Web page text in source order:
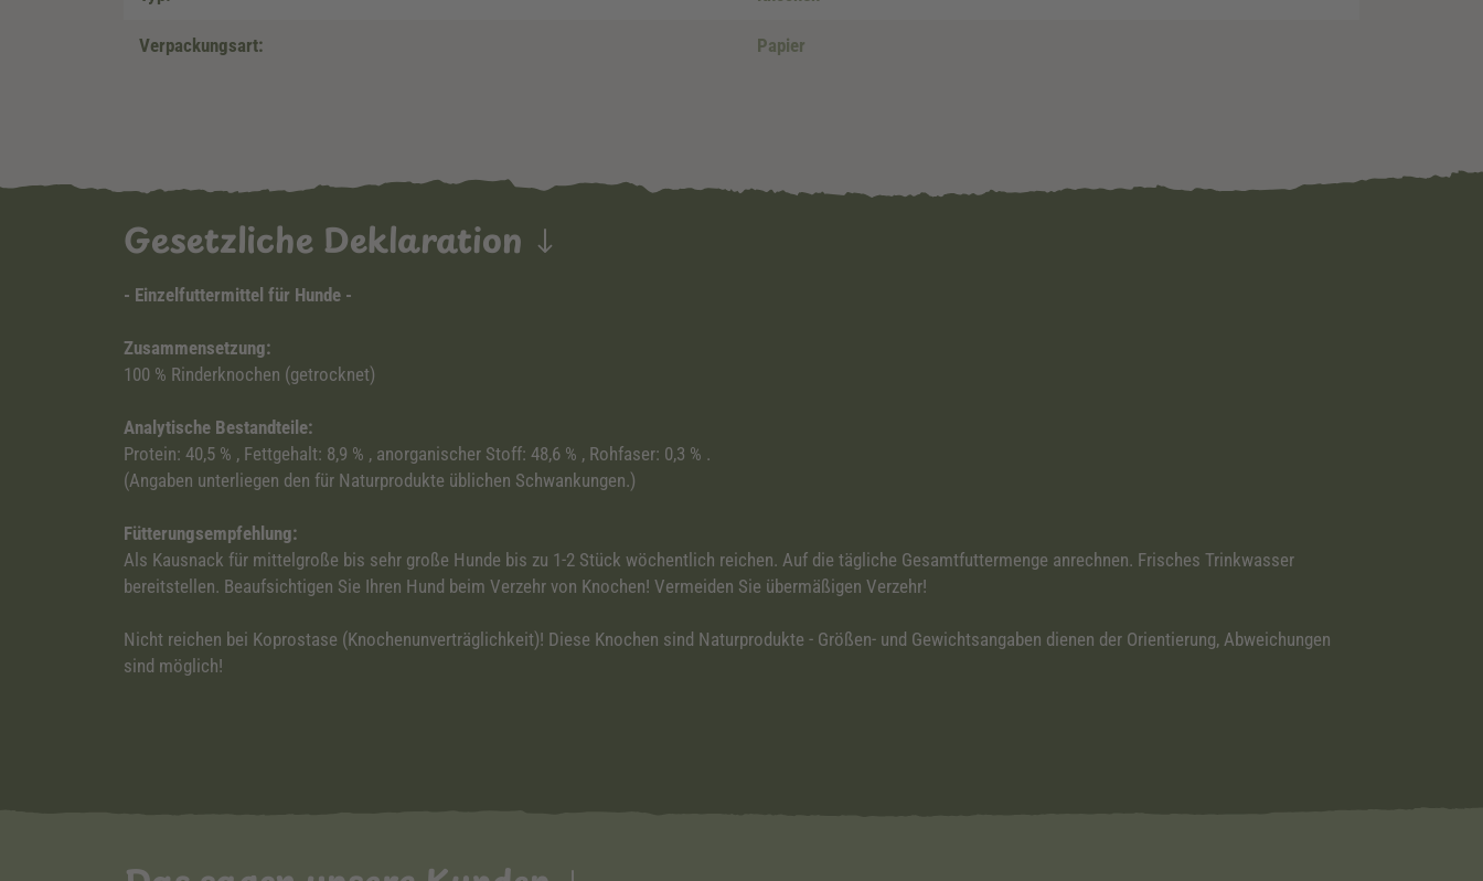
Verpackungsart: Papier
Gesetzliche Deklaration
- Einzelfuttermittel für Hunde -
Zusammensetzung:
100 % Rinderknochen (getrocknet)
Analytische Bestandteile:
Protein: 40,5 % , Fettgehalt: 8,9 % , anorganischer Stoff: 48,6 % , Rohfaser: 0,3 % .
(Angaben unterliegen den für Naturprodukte üblichen Schwankungen.)
Fütterungsempfehlung:
Als Kausnack für mittelgroße bis sehr große Hunde bis zu 1-2 Stück wöchentlich reichen. Auf die tägliche Gesamtfuttermenge anrechnen. Frisches Trinkwasser
bereitstellen. Beaufsichtigen Sie Ihren Hund beim Verzehr von Knochen! Vermeiden Sie übermäßigen Verzehr!
Nicht reichen bei Koprostase (Knochenunverträglichkeit)! Diese Knochen sind Naturprodukte - Größen- und Gewichtsangaben dienen der Orientierung, Abweichungen
sind möglich!